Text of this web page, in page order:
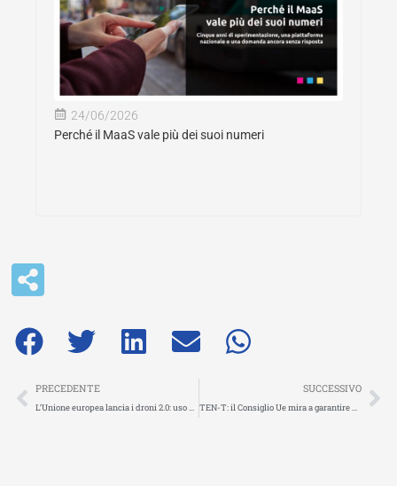
24/06/2026
Perché il MaaS vale più dei suoi numeri
Precedente
PRECEDENTE
L’Unione europea lancia i droni 2.0: uso su larga scala entro il 2030
SUCCESSIVO
TEN-T: il Consiglio Ue mira a garantire una connettività sostenibile ed efficiente in Europa